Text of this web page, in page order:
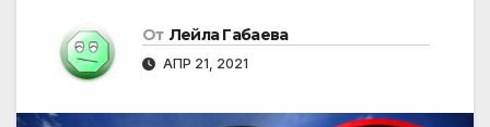
От Лейла Габаева
АПР 21, 2021